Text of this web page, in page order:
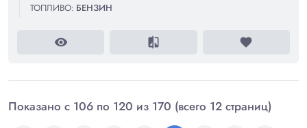
ТОПЛИВО: БЕНЗИН
visibility compare favorite
Показано с 106 по 120 из 170 (всего 12 страниц)